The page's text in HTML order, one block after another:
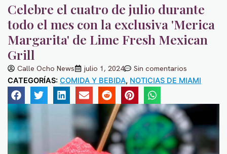
Celebre el cuatro de julio durante
todo el mes con la exclusiva 'Merica
Margarita' de Lime Fresh Mexican
Grill
Calle Ocho News julio 1, 2024 Sin comentarios
CATEGORÍAS: COMIDA Y BEBIDA, NOTICIAS DE MIAMI